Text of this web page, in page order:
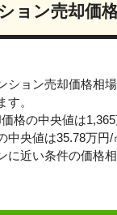
ョン売却価
ション売却価格相
。
格の中央値は1,365
中央値は35.78万円/
に近い条件の価格